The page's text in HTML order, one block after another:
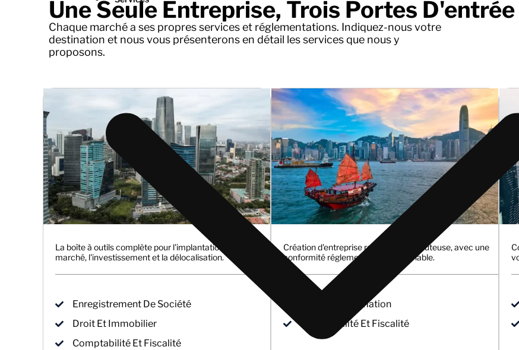
Une Seule Entreprise, Trois Portes D'entrée
Chaque marché a ses propres services et réglementations. Indiquez-nous votre
destination et nous vous présenterons en détail les services que nous y
proposons.
La boîte à outils complète pour l'implantation sur le
marché, l'investissement et la délocalisation.
Enregistrement De Société
Droit Et Immobilier
Comptabilité Et Fiscalité
Création d'entreprise rapide et peu coûteuse, avec une
conformité réglementaire irréprochable.
Company Formation
Comptabilité Et Fiscalité